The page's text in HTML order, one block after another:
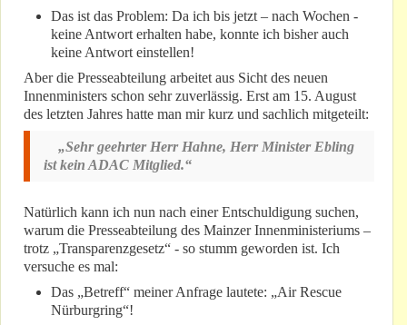
Das ist das Problem: Da ich bis jetzt – nach Wochen -
keine Antwort erhalten habe, konnte ich bisher auch
keine Antwort einstellen!
Aber die Presseabteilung arbeitet aus Sicht des neuen
Innenministers schon sehr zuverlässig. Erst am 15. August
des letzten Jahres hatte man mir kurz und sachlich mitgeteilt:
„Sehr geehrter Herr Hahne, Herr Minister Ebling
ist kein ADAC Mitglied.“
Natürlich kann ich nun nach einer Entschuldigung suchen,
warum die Presseabteilung des Mainzer Innenministeriums –
trotz „Transparenzgesetz“ - so stumm geworden ist. Ich
versuche es mal:
Das „Betreff“ meiner Anfrage lautete: „Air Rescue
Nürburgring“!